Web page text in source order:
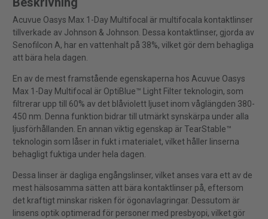
Acuvue Oasys Max 1-Day Multifocal är multifocala kontaktlinser
tillverkade av Johnson & Johnson. Dessa kontaktlinser, gjorda av
Senofilcon A, har en vattenhalt på 38%, vilket gör dem behagliga
att bära hela dagen.
En av de mest framstående egenskaperna hos Acuvue Oasys
Max 1-Day Multifocal är OptiBlue™ Light Filter teknologin, som
filtrerar upp till 60% av det blåviolett ljuset inom våglängden 380-
450 nm. Denna funktion bidrar till utmärkt synskärpa under alla
ljusförhållanden. En annan viktig egenskap är TearStable™
teknologin som låser in fukt i materialet, vilket håller linserna
behagligt fuktiga under hela dagen.
Dessa linser är dagliga engångslinser, vilket anses vara ett av de
mest hälsosamma sätten att bära kontaktlinser på, eftersom
det kraftigt minskar risken för ögonavlagringar. Dessutom är
linsens optik optimerad för personer med presbyopi, vilket gör